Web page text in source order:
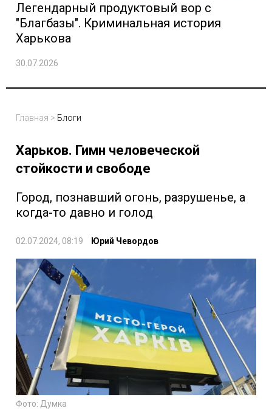
Легендарный продуктовый вор с
"Благбазы". Криминальная история
Харькова
30.07.2026
Главная > Блоги
Харьков. Гимн человеческой
стойкости и свободе
Город, познавший огонь, разрушенье, а
когда-то давно и голод
02.07.2024, 08:19 Юрий Чевордов
Фото: Думка